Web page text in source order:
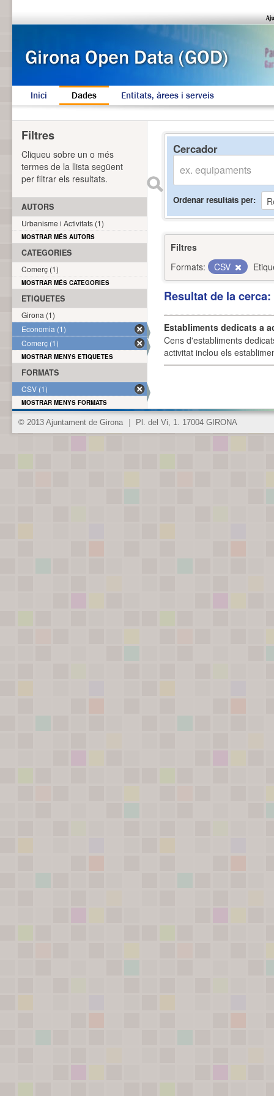
Inici Dades Entitats, àrees i serveis
Cercador
Ordenar resultats per
Filtres
Formats:
CSV
Resultat de la
Establiments dedicats a
Cens d'establiments
activitat inclou els
Filtres
Cliqueu sobre un o més
termes de la llista següent
per filtrar els resultats.
AUTORS
Urbanisme i Activitats (1)
MOSTRAR MÉS AUTORS
CATEGORIES
Comerç (1)
MOSTRAR MÉS CATEGORIES
ETIQUETES
Girona (1)
Economia (1)
Comerç (1)
MOSTRAR MENYS ETIQUETES
FORMATS
CSV (1)
MOSTRAR MENYS FORMATS
© 2013 Ajuntament de Girona Pl. del Vi, 1. 17004 GIRONA